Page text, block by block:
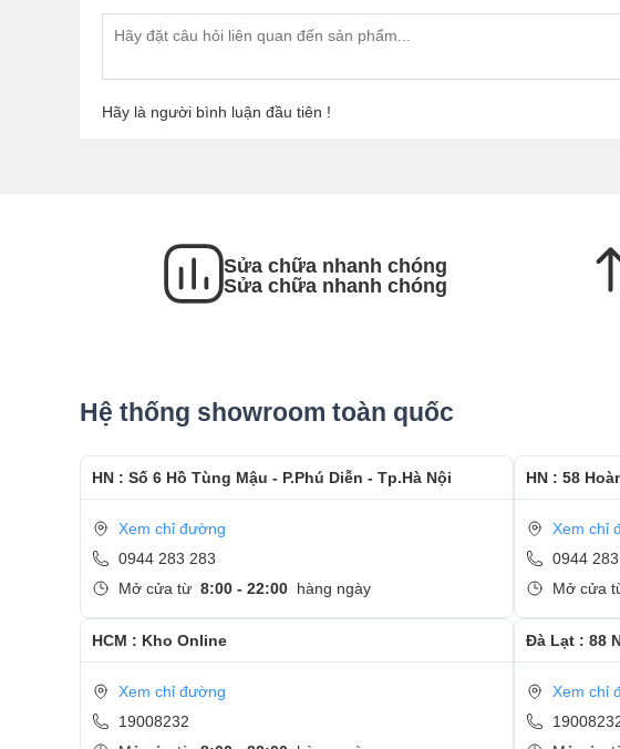
5. Bị ố hoặc đốm mờ, có điểm chết !!!
phía trước
- Đánh giá mức độ hư hỏng của màn hình và báo lỗi chính xác
-Tư vấn và báo giá màn hình cho khách hàng.
- Khách hàng được xem trực tiếp quá trình thay màn hình laptop
- Sau khi thay màn hình xong, khách hàng sẽ được hướng dẫn
- Bàn Giao máy lại cho khách hàng !
Cảm ơn quý khách đã dành thời gian tham khảo và quan
- Hotline CSKH dịch vụ sửa chữa: 0944-283-283
Hãy là người bình luận đầu tiên !
Sửa chữa nhanh chóng
Sửa chữa nhanh chóng
Hệ thống showroom toàn quốc
HN : Số 6 Hồ Tùng Mậu - P.Phú Diễn - Tp.Hà Nội
Xem chỉ đường
0944 283 283
Mở cửa từ 8:00 - 22:00 hàng ngày
HN : 58
Xem chỉ
0944
Mở cửa
HCM : Kho Online
Xem chỉ đường
19008232
Đà Lạt : 88
Xem chỉ